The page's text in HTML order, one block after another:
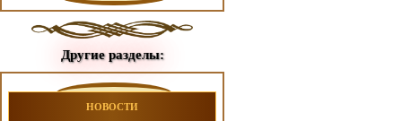
Другие разделы:
НОВОСТИ